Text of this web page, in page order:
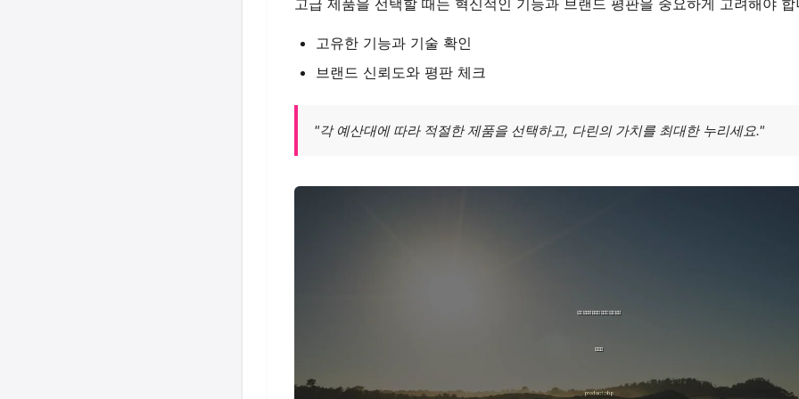
고유한 기능과 기술 확인
브랜드 신뢰도와 평판 체크
"각 예산대에 따라 적절한 제품을 선택하고, 다린의 가치를 최대한 누리세요."